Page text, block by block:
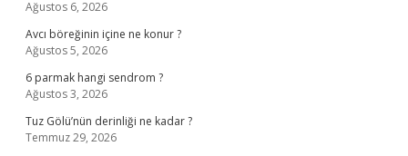
Ağustos 6, 2026
Avcı böreğinin içine ne konur ?
Ağustos 5, 2026
6 parmak hangi sendrom ?
Ağustos 3, 2026
Tuz Gölü’nün derinliği ne kadar ?
Temmuz 29, 2026